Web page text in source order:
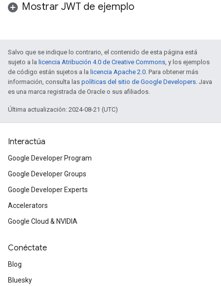
Mostrar JWT de ejemplo
Salvo que se indique lo contrario, el contenido de esta página está
sujeto a la licencia Atribución 4.0 de Creative Commons, y los ejemplos
de código están sujetos a la licencia Apache 2.0. Para obtener más
información, consulta las políticas del sitio de Google Developers. Java
es una marca registrada de Oracle o sus afiliados.
Última actualización: 2024-08-21 (UTC)
Interactúa
Google Developer Program
Google Developer Groups
Google Developer Experts
Accelerators
Google Cloud & NVIDIA
Conéctate
Blog
Bluesky